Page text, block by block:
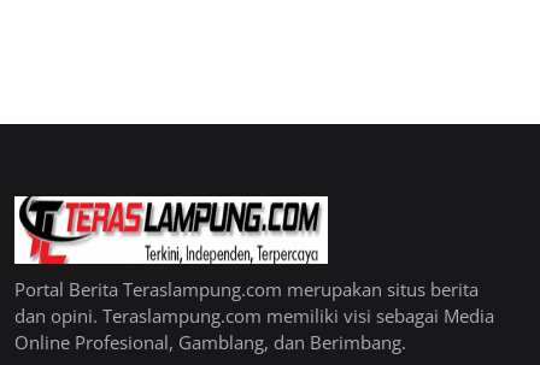
Portal Berita Teraslampung.com merupakan situs berita
dan opini. Teraslampung.com memiliki visi sebagai Media
Online Profesional, Gamblang, dan Berimbang.